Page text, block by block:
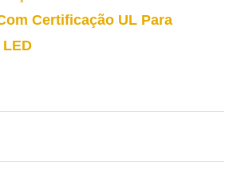
Certificação UL Para